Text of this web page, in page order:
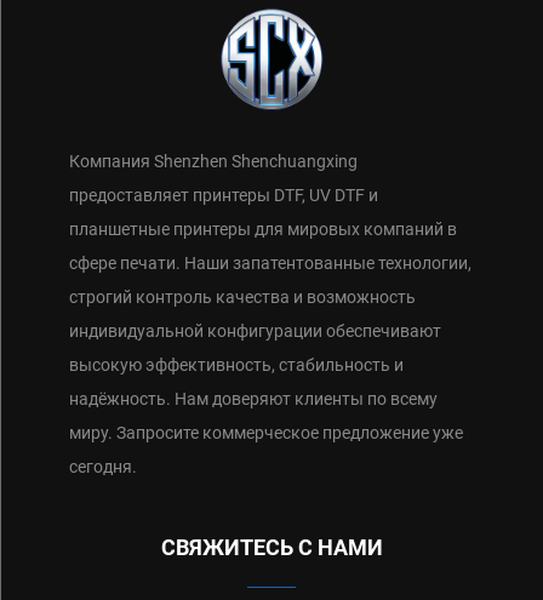
Компания Shenzhen Shenchuangxing
предоставляет принтеры DTF, UV DTF и
планшетные принтеры для мировых компаний в
сфере печати. Наши запатентованные технологии,
строгий контроль качества и возможность
индивидуальной конфигурации обеспечивают
высокую эффективность, стабильность и
надёжность. Нам доверяют клиенты по всему
миру. Запросите коммерческое предложение уже
сегодня.
СВЯЖИТЕСЬ С НАМИ